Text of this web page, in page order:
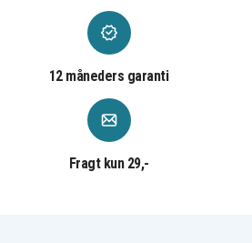
12 måneders garanti
Fragt kun 29,-